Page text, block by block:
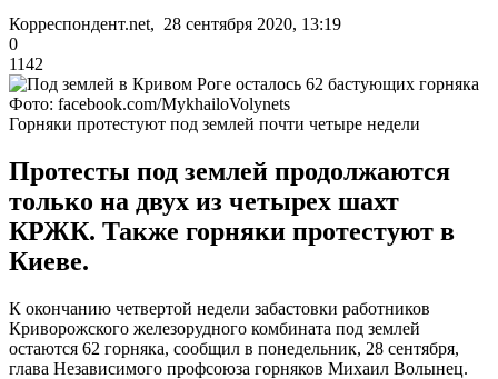
Корреспондент.net, 28 сентября 2020, 13:19
0
1142
Фото: facebook.com/MykhailoVolynets
Горняки протестуют под землей почти четыре недели
Протесты под землей продолжаются
только на двух из четырех шахт
КРЖК. Также горняки протестуют в
Киеве.
К окончанию четвертой недели забастовки работников
Криворожского железорудного комбината под землей
остаются 62 горняка, сообщил в понедельник, 28 сентября,
глава Независимого профсоюза горняков Михаил Волынец.